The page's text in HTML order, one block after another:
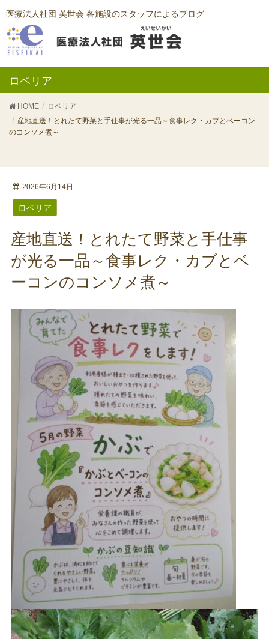
医療法人社団 英世会 各施設のスタッフによるブログ
ロベリア
HOME
ロベリア
産地直送！とれたて野菜と手仕事が光る一品～食事レク・カブとベーコン
のコンソメ煮～
2026年6月14日
ロベリア
産地直送！とれたて野菜と手仕事
が光る一品～食事レク・カブとベ
ーコンのコンソメ煮～